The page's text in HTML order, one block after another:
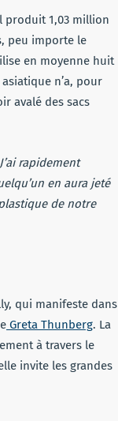
produit 1,03 million
peu importe le
en moyenne huit
n’a, pour
avalé des sacs
rapidement
en aura jeté
de notre
qui manifeste dans
Greta Thunberg. La
à travers le
invite les grandes